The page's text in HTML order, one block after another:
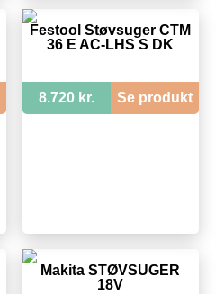
Festool Støvsuger CTM
36 E AC-LHS S DK
8.720 kr. Se produkt
Makita STØVSUGER
18V